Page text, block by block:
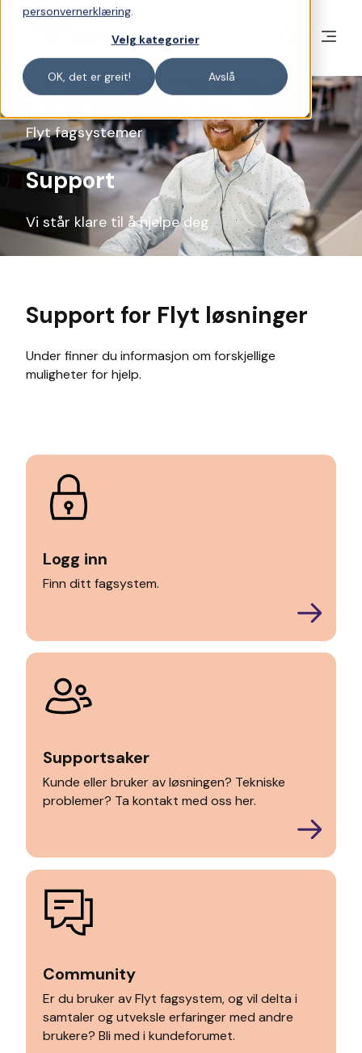
personvernerklæring.
Velg kategorier
OK, det er greit! Avslå
Flyt fagsystemer
Support
Vi står klare til å hjelpe deg
Support for Flyt løsninger
Under finner du informasjon om forskjellige
muligheter for hjelp.
Logg inn
Finn ditt fagsystem.
Supportsaker
Kunde eller bruker av løsningen? Tekniske
problemer? Ta kontakt med oss her.
Community
Er du bruker av Flyt fagsystem, og vil delta i
samtaler og utveksle erfaringer med andre
brukere? Bli med i kundeforumet.